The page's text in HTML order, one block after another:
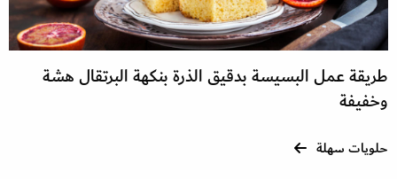
طريقة عمل البسيسة بدقيق الذرة بنكهة البرتقال هشة
وخفيفة
حلويات سهلة